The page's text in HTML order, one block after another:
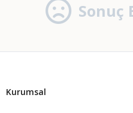
Sonuç
Kurumsal